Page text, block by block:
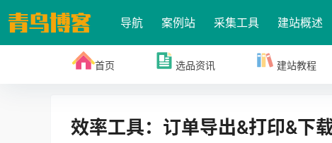
导航 案例站 采集工具 建站概述
首页 选品资讯 建站教程
效率工具：订单导出&打印&下